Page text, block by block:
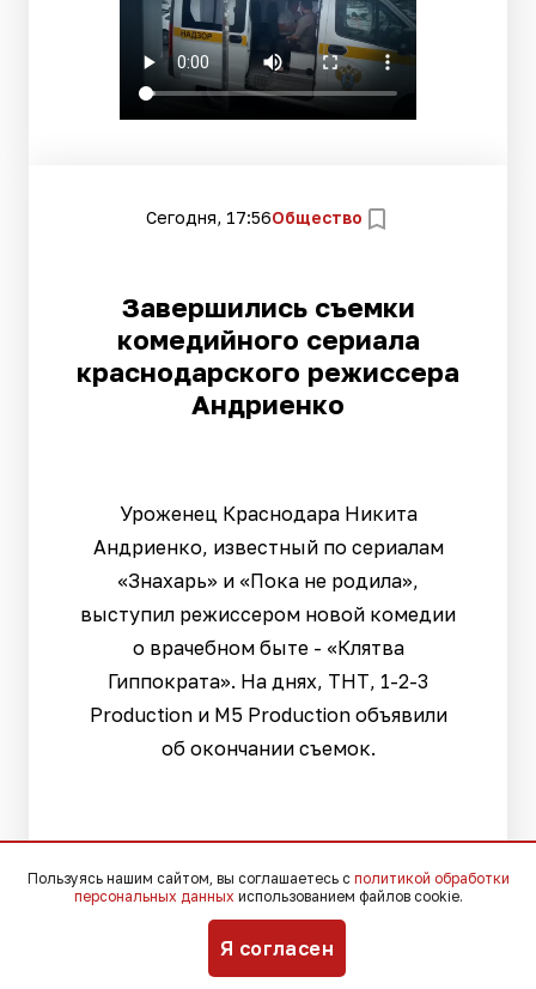
Сегодня, 17:56Общество
Завершились съемки
комедийного сериала
краснодарского режиссера
Андриенко
Уроженец Краснодара Никита
Андриенко, известный по сериалам
«Знахарь» и «Пока не родила»,
выступил режиссером новой комедии
о врачебном быте - «Клятва
Гиппократа». На днях, ТНТ, 1-2-3
Production и M5 Production объявили
об окончании съемок.
Пользуясь нашим сайтом, вы соглашаетесь с политикой обработки
персональных данных использованием файлов cookie.
Я согласен